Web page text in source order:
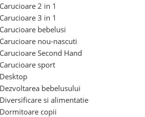
Carucioare 2 in 1
Carucioare 3 in 1
Carucioare bebelusi
Carucioare nou-nascuti
Carucioare Second Hand
Carucioare sport
Desktop
Dezvoltarea bebelusului
Diversificare si alimentatie
Dormitoare copii